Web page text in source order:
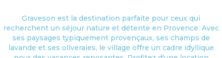
Graveson est la destination parfaite pour ceux qui
recherchent un séjour nature et détente en Provence. Avec
ses paysages typiquement provençaux, ses champs de
lavande et ses oliveraies, le village offre un cadre idyllique